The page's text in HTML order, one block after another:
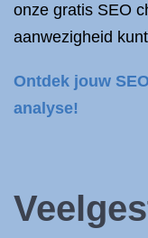
onze gratis SEO
aanwezigheid
Ontdek jouw
analyse!